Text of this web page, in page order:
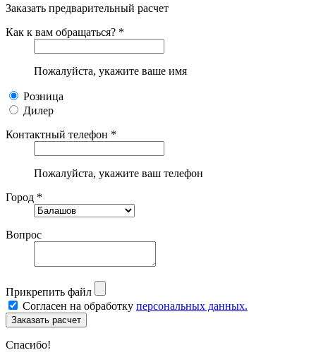
Заказать предварительный расчет
Как к вам обращаться? *
Пожалуйста, укажите ваше имя
Розница
Дилер
Контактный телефон *
Пожалуйста, укажите ваш телефон
Город *
Вопрос
Прикрепить файл
Согласен на обработку персональных данных.
Спасибо!